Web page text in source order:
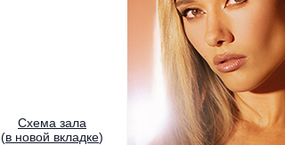
Cхема зала
(в новой вкладке)